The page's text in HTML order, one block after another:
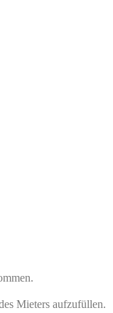
Mieters aufzufüllen.